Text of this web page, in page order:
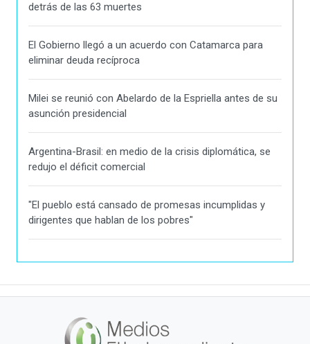
detrás de las 63 muertes
El Gobierno llegó a un acuerdo con Catamarca para
eliminar deuda recíproca
Milei se reunió con Abelardo de la Espriella antes de su
asunción presidencial
Argentina-Brasil: en medio de la crisis diplomática, se
redujo el déficit comercial
"El pueblo está cansado de promesas incumplidas y
dirigentes que hablan de los pobres"